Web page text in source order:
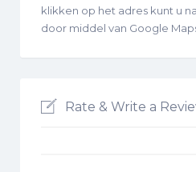
klikken op het adres kunt u
door middel van Google
Rate & Write a